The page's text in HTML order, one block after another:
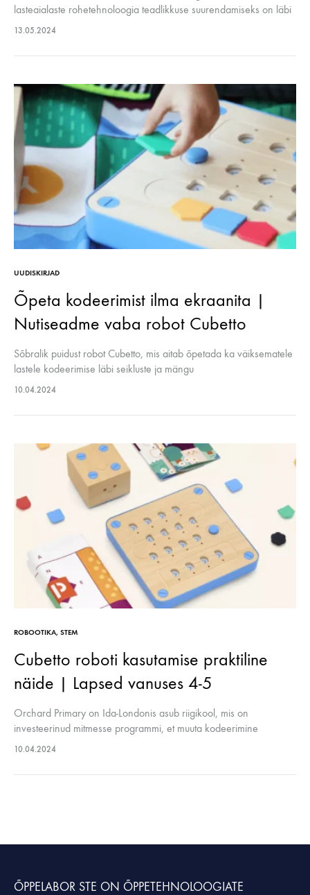
lasteaialaste rohetehnoloogia teadlikkuse suurendamiseks on läbi
praktiliste näidete, näiteks nagu prügi sorteerimine. Korraldades
liikideks saab prügi…
13.05.2024
UUDISKIRJAD
Õpeta kodeerimist ilma ekraanita |
Nutiseadme vaba robot Cubetto
Sõbralik puidust robot Cubetto, mis aitab õpetada ka väiksematele
lastele kodeerimise läbi seikluste ja mängu​
10.04.2024
ROBOOTIKA, STEM
Cubetto roboti kasutamise praktiline
näide | Lapsed vanuses 4-5
Orchard Primary on Ida-Londonis asub riigikool, mis on
investeerinud mitmesse programmi, et muuta kodeerimine
ametlikuks osaks oma informaatikaõppekavast.
10.04.2024
ÕPPELABOR STE ON ÕPPETEHNOLOOGIATE